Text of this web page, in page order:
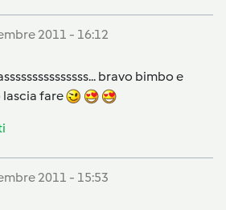
2011 - 16:12
bravo bimbo e
lascia fare
2011 - 15:53